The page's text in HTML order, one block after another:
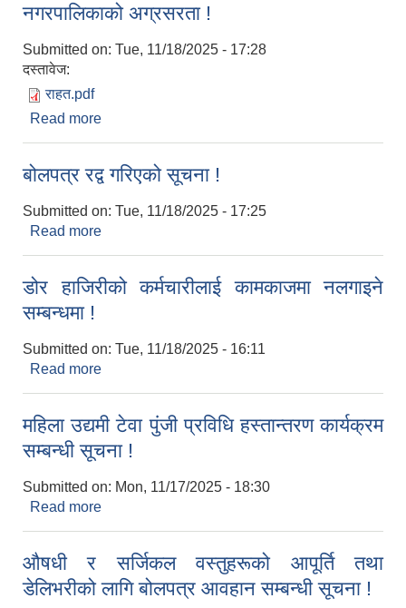
नगरपालिकाको अग्रसरता !
Submitted on: Tue, 11/18/2025 - 17:28
दस्तावेज:
राहत.pdf
Read more
बोलपत्र रद्व गरिएको सूचना !
Submitted on: Tue, 11/18/2025 - 17:25
Read more
डोर हाजिरीको कर्मचारीलाई कामकाजमा नलगाइने
सम्बन्धमा !
Submitted on: Tue, 11/18/2025 - 16:11
Read more
महिला उद्यमी टेवा पुंजी प्रविधि हस्तान्तरण कार्यक्रम
सम्बन्धी सूचना !
Submitted on: Mon, 11/17/2025 - 18:30
Read more
औषधी र सर्जिकल वस्तुहरूको आपूर्ति तथा
डेलिभरीको लागि बोलपत्र आवहान सम्बन्धी सूचना !